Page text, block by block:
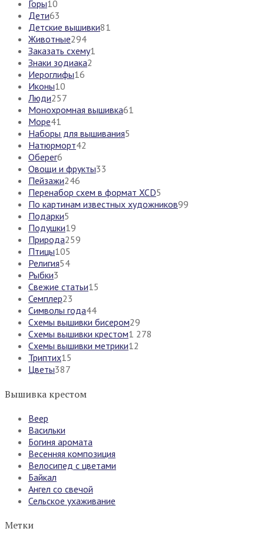
Горы10
Дети63
Детские вышивки81
Животные294
Заказать схему1
Знаки зодиака2
Иероглифы16
Иконы10
Люди257
Монохромная вышивка61
Море41
Наборы для вышивания5
Натюрморт42
Оберег6
Овощи и фрукты33
Пейзажи246
Перенабор схем в формат XCD5
По картинам известных художников99
Подарки5
Подушки19
Природа259
Птицы105
Религия54
Рыбки3
Свежие статьи15
Семплер23
Символы года44
Схемы вышивки бисером29
Схемы вышивки крестом1 278
Схемы вышивки метрики12
Триптих15
Цветы387
Вышивка крестом
Веер
Васильки
Богиня аромата
Весенняя композиция
Велосипед с цветами
Байкал
Ангел со свечой
Сельское ухаживание
Метки